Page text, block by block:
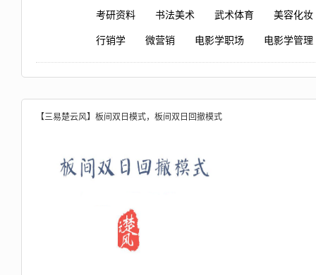
考研资料 书法美术 武术体育 美容化妆
行销学 微营销 电影学职场 电影学管理
【三易楚云风】板间双日模式，板间双日回撤模式